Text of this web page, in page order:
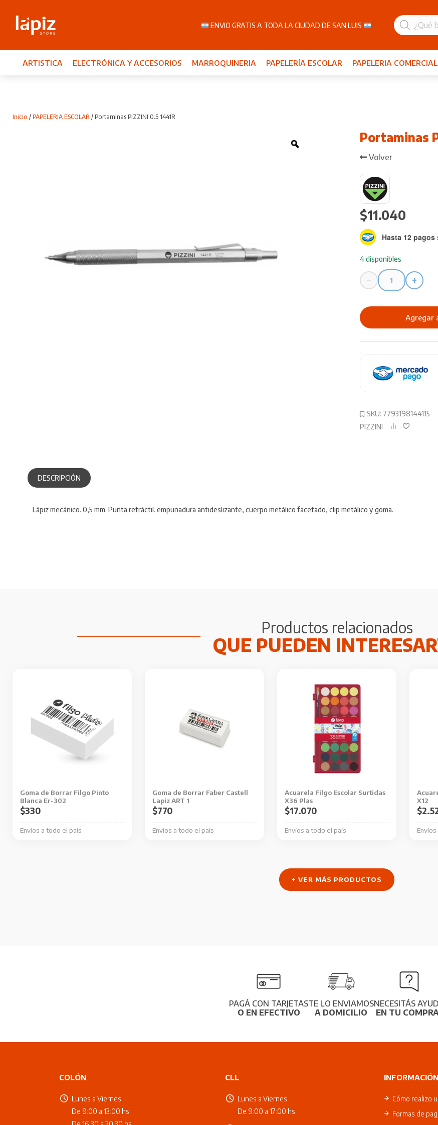
Búsqueda
de
productos
ENVIO GRATIS A TODA LA CIUDAD DE SAN LUIS
ARTISTICA ELECTRÓNICA Y ACCESORIOS MARROQUINERIA PAPELERÍA ESCOLAR PAPELERIA COMERCIAL
Inicio / PAPELERIA ESCOLAR / Portaminas PIZZINI 0.5 1441R
Portaminas
Volver
$11.040
4 disponibles
Hasta 12 pagos
−
Portaminas
0.5
1441R
+
Agregar
SKU: 7793198144115
PIZZINI
DESCRIPCIÓN
Lápiz mecánico. 0,5 mm. Punta retráctil. empuñadura antideslizante, cuerpo metálico facetado, clip metálico y goma.
Productos relacionados
Goma de Borrar Filgo Pinto
Blanca Er-302
Envíos a todo el país
$330
Goma de Borrar Faber Castell
Lapiz ART 1
Envíos a todo el país
$770
Acuarela Filgo Escolar Surtidas
X36 Plas
Envíos a todo el país
$17.070
X12
$
+ VER MÁS PRODUCTOS
PAGÁ CON TARJETAS
O EN EFECTIVO
TE LO ENVIAMOS
A DOMICILIO
NECESITÁS
EN TU
COLÓN
Lunes a Viernes
De 9:00 a 13:00 hs.
CLL
Lunes a Viernes
De 9:00 a 17:00 hs.
INFORMACIÓN
Cómo realizo
Formas de